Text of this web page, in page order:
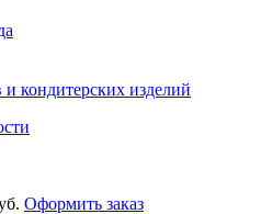
кондитерских изделий
Оформить заказ